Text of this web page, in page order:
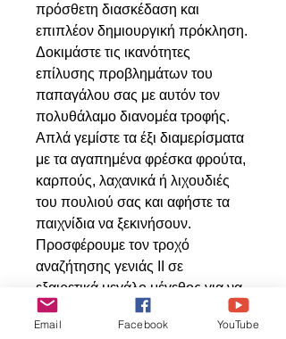
πρόσθετη διασκέδαση και
επιπλέον δημιουργική πρόκληση.
Δοκιμάστε τις ικανότητες
επίλυσης προβλημάτων του
παπαγάλου σας με αυτόν τον
πολυθάλαμο διανομέα τροφής.
Απλά γεμίστε τα έξι διαμερίσματα
με τα αγαπημένα φρέσκα φρούτα,
καρπούς, λαχανικά ή λιχουδιές
του πουλιού σας και αφήστε τα
παιχνίδια να ξεκινήσουν.
Προσφέρουμε τον τροχό
αναζήτησης γενιάς ΙΙ σε
εξαιρετικά μεγάλο μέγεθος για να
το απολαύσουν οι φτερωτοί φίλοι
μας.
Email Facebook YouTube